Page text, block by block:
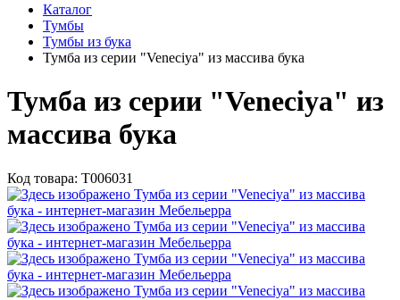
Каталог
Тумбы
Тумбы из бука
Тумба из серии "Veneciya" из массива бука
Тумба из серии "Veneciya" из
массива бука
Код товара: Т006031